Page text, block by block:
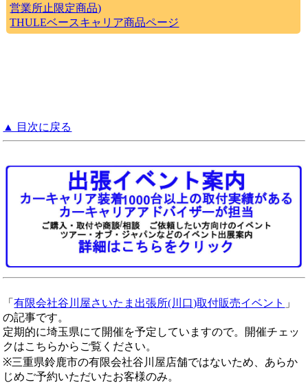
営業所止限定商品)
THULEベースキャリア商品ページ
▲ 目次に戻る
「有限会社谷川屋さいたま出張所(川口)取付販売イベント 」
の記事です。
定期的に埼玉県にて開催を予定していますので。開催チェッ
クはこちらからご覧ください。
※三重県鈴鹿市の有限会社谷川屋店舗ではないため、あらか
じめご予約いただいたお客様のみ。